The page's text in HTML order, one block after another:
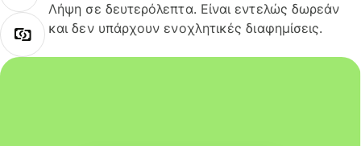
Λήψη σε δευτερόλεπτα. Είναι εντελώς δωρεάν
και δεν υπάρχουν ενοχλητικές διαφημίσεις.